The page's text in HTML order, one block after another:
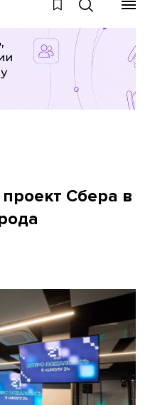
Сбера в